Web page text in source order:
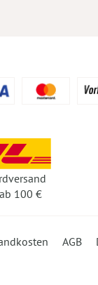
100 €
AGB